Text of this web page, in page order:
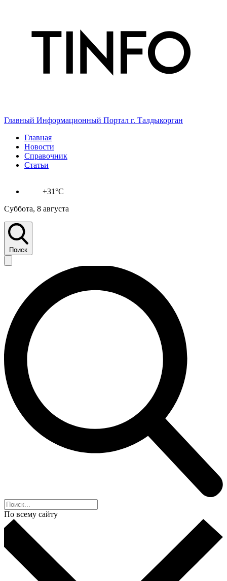
Главный Информационный Портал г. Талдыкорган
Главная
Новости
Справочник
Статьи
+31°C
Суббота, 8 августа
Поиск
По всему сайту